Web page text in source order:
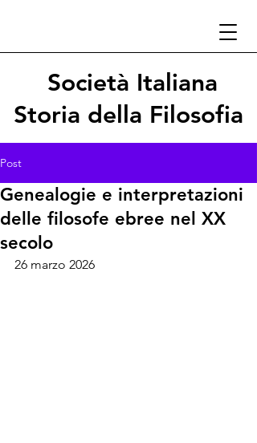
Società Italiana
Storia della Filosofia
Post
Genealogie e interpretazioni
delle filosofe ebree nel XX
secolo
26 marzo 2026